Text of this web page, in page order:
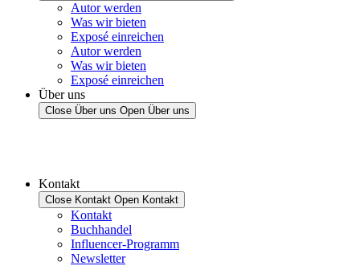
Autor werden
Was wir bieten
Exposé einreichen
Autor werden
Was wir bieten
Exposé einreichen
Über uns
Close Über uns Open Über uns
Kontakt
Close Kontakt Open Kontakt
Kontakt
Buchhandel
Influencer-Programm
Newsletter